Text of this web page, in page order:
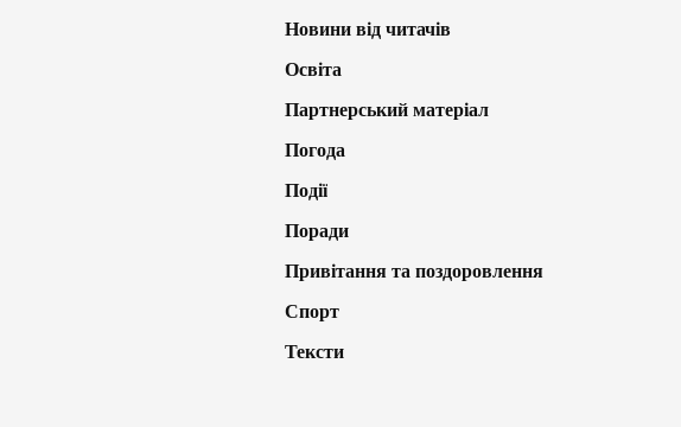
Новини від читачів
Освіта
Партнерський матеріал
Погода
Події
Поради
Привітання та поздоровлення
Спорт
Тексти